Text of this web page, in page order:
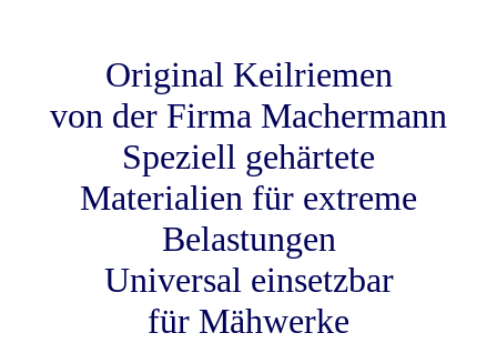
Original Keilriemen
von der Firma Machermann
Speziell gehärtete
Materialien für extreme
Belastungen
Universal einsetzbar
für Mähwerke